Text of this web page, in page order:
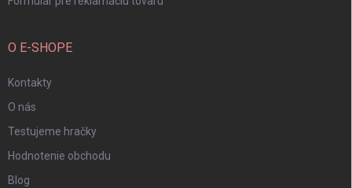
O E-SHOPE
Kontakty
O nás
Testujeme hračky
Hodnotenie obchodu
Blog